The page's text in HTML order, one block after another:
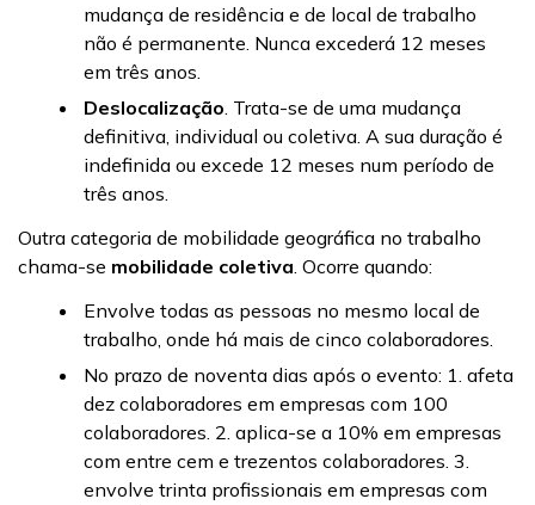
mudança de residência e de local de trabalho
não é permanente. Nunca excederá 12 meses
em três anos.
Deslocalização. Trata-se de uma mudança
definitiva, individual ou coletiva. A sua duração é
indefinida ou excede 12 meses num período de
três anos.
Outra categoria de mobilidade geográfica no trabalho
chama-se mobilidade coletiva. Ocorre quando:
Envolve todas as pessoas no mesmo local de
trabalho, onde há mais de cinco colaboradores.
No prazo de noventa dias após o evento: 1. afeta
dez colaboradores em empresas com 100
colaboradores. 2. aplica-se a 10% em empresas
com entre cem e trezentos colaboradores. 3.
envolve trinta profissionais em empresas com